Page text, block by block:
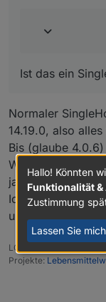
Ist das ein
Normaler
14.19.0, also
Bis (glaube
Wenn ich mal
ja mittels "npm i
Ich setze den
upgrade self" ab,
LG SBorg (
Projekte:
Hallo! Könnten
Funktionalität
Zustimmung
Lassen Sie